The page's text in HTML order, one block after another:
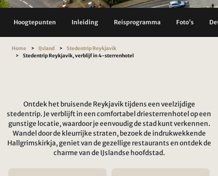
Hoogtepunten Inleiding Reisprogramma Foto's
Home IJsland
Stedentrip Reykjavik
Stedentrip Reykjavik, verblijf in 4-sterrenhotel
Ontdek het bruisende Reykjavik tijdens een veelzijdige
stedentrip. Je verblijft in een comfortabel driesterrenhotel op een
gunstige locatie, waardoor je eenvoudig de stad kunt verkennen.
Wandel door de kleurrijke straten, bezoek de indrukwekkende
Hallgrimskirkja, geniet van de gezellige restaurants en ontdek de
charme van de IJslandse hoofdstad.